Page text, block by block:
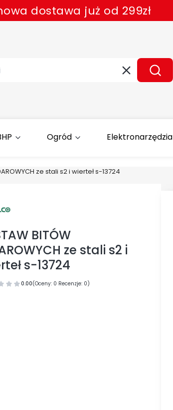
dostawa już od 299zł
Wyczyść Szukaj
Ogród Elektronarzędzia
ze stali s2 i wierteł s-13724
BITÓW
ze stali s2 i
s-13724
0.00(Oceny: 0 Recenzje: 0)